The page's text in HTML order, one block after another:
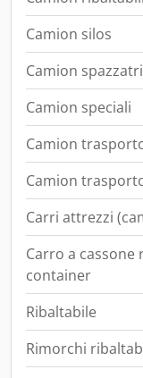
Camion silos
Camion
Camion speciali
Camion
Camion
Carri attrezzi
Carro a cassone
container
Ribaltabile
Rimorchi